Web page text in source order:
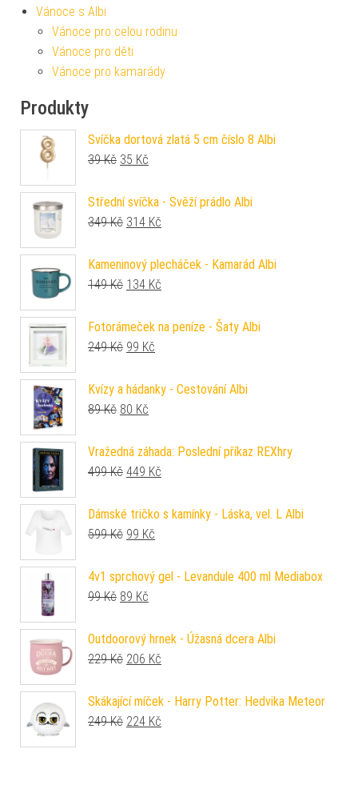
Vánoce s Albi
Vánoce pro celou rodinu
Vánoce pro děti
Vánoce pro kamarády
Produkty
Svíčka dortová zlatá 5 cm číslo 8 Albi
39Kč Původní cena byla: 39 Kč.
35 Kč
Střední svíčka - Svěží prádlo Albi
349Kč Původní cena byla: 349 Kč.
314 Kč
Kameninový plecháček - Kamarád Albi
149Kč Původní cena byla: 149 Kč.
134 Kč
Fotorámeček na peníze - Šaty Albi
249Kč Původní cena byla: 249 Kč.
99 Kč
Kvízy a hádanky - Cestování Albi
89Kč Původní cena byla: 89 Kč.
80 Kč
Vražedná záhada: Poslední příkaz REXhry
499Kč Původní cena byla: 499 Kč.
449 Kč
Dámské tričko s kamínky - Láska, vel. L Albi
599Kč Původní cena byla: 599 Kč.
99 Kč
4v1 sprchový gel - Levandule 400 ml Mediabox
99Kč Původní cena byla: 99 Kč.
89 Kč
Outdoorový hrnek - Úžasná dcera Albi
229Kč Původní cena byla: 229 Kč.
206 Kč
Skákající míček - Harry Potter: Hedvika Meteor
249Kč Původní cena byla: 249 Kč.
224 Kč